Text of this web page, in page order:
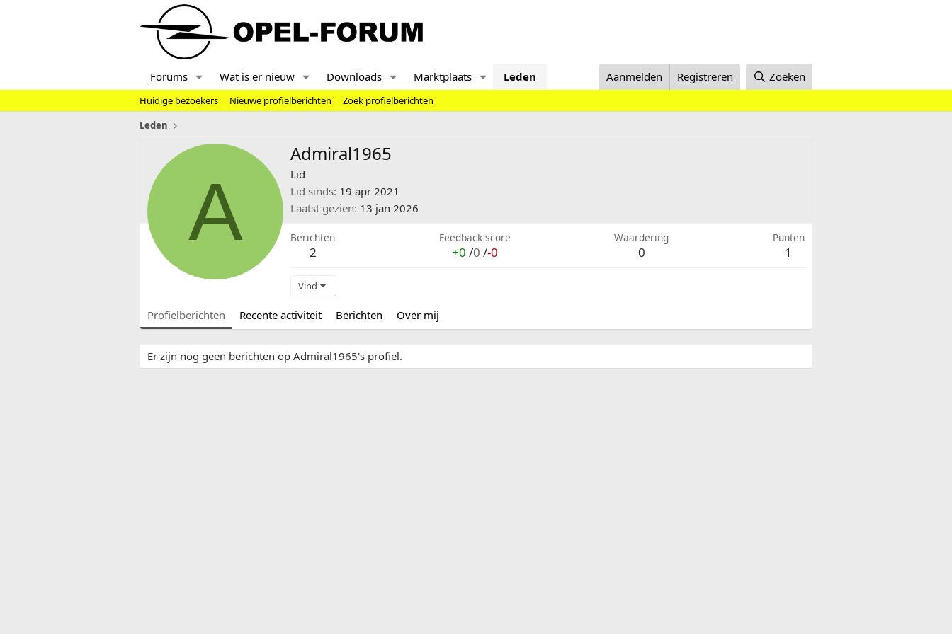
Forums Wat is er nieuw Downloads Marktplaats Leden Aanmelden Registreren Zoeken
Huidige bezoekers Nieuwe profielberichten
Zoek profielberichten
Leden
A
Admiral1965
Lid
Lid sinds 19 apr 2021
Laatst gezien 13 jan 2026
Berichten
2
Feedback score
+0 /0 /-0
Waardering
0
Punten
1
Vind
Profielberichten Recente activiteit Berichten Over mij
Er zijn nog geen berichten op Admiral1965's profiel.